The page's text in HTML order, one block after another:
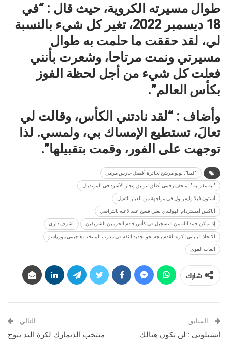
طوال مسيرته الكروية، حيث قال : “في
18 ديسمبر 2022، تغير كل شيء بالنسبة
لي، لقد حققت ما حلمت به طوال
مسيرتي ونمت مرتاحا، وشعرت بأنني
فعلت كل شيء من أجل لحظة الفوز
بكأس العالم”.
وأضاف : “لقد نادتني الكأس، وقالت لي
تعالَ، تستطيع الإمساك بي، ولمسي. لذا
توجهت على الفور، وقمت بتقبيلها”.
"فيفا": بونو مرشح لجائزة أفضل حارس مرمى
"نية مغربية " : متحف رقمي أطلق لتوثيق إنجاز الأسود في المونديال
أستون فيلا وليفربول في مواجهة من العيار الثقيل
أياكس أمستردام الهولندي يعلن فسخ عقد لاعبه بالتراضي
إذ تمكن حمد الله من التسجيل في كأس خادم الحرمين الشريفين اشرف داري
الاتحادَ الياباني لكرة القدم يتجه نحوَ تجديدِ الثقة في مدرب المنتخب هاجيمي مورياسو
العاب القوى
شارك
السابق
أنشيلوتي : لن تكون هنالك
التالي
منتخب الدنمارك لكرة اليد يتوج